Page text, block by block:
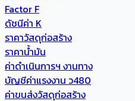
Factor F
ดัชนีค่า K
ราคาวัสดุก่อสร้าง
ราคาน้ำมัน
ค่าดำเนินการฯ งานทาง
บัญชีค่าแรงงาน ว480
ค่าขนส่งวัสดุก่อสร้าง